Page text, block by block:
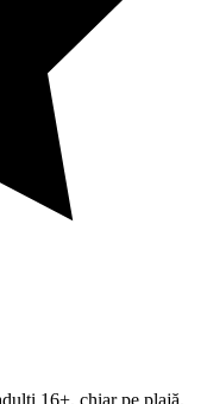
16+, chiar pe plajă,